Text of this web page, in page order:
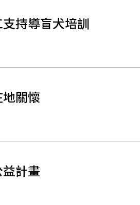
持導盲犬培訓
關懷
計畫